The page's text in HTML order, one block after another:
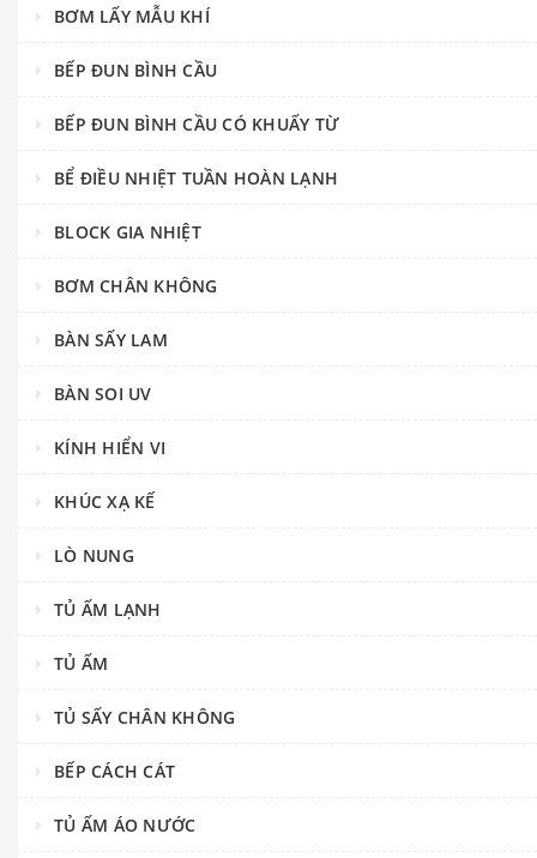
BƠM LẤY MẪU KHÍ
BẾP ĐUN BÌNH CẦU
BẾP ĐUN BÌNH CẦU CÓ KHUẤY TỪ
BỂ ĐIỀU NHIỆT TUẦN HOÀN LẠNH
BLOCK GIA NHIỆT
BƠM CHÂN KHÔNG
BÀN SẤY LAM
BÀN SOI UV
KÍNH HIỂN VI
KHÚC XẠ KẾ
LÒ NUNG
TỦ ẤM LẠNH
TỦ ẤM
TỦ SẤY CHÂN KHÔNG
BẾP CÁCH CÁT
TỦ ẤM ÁO NƯỚC